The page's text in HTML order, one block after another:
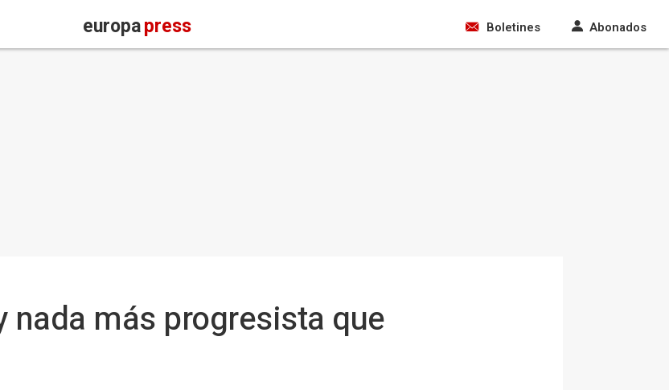
europapress Boletines Abonados
nada más progresista que